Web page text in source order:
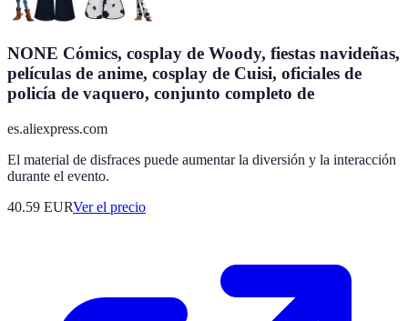
NONE Cómics, cosplay de Woody, fiestas navideñas,
películas de anime, cosplay de Cuisi, oficiales de
policía de vaquero, conjunto completo de
es.aliexpress.com
El material de disfraces puede aumentar la diversión y la interacción
durante el evento.
40.59 EURVer el precio